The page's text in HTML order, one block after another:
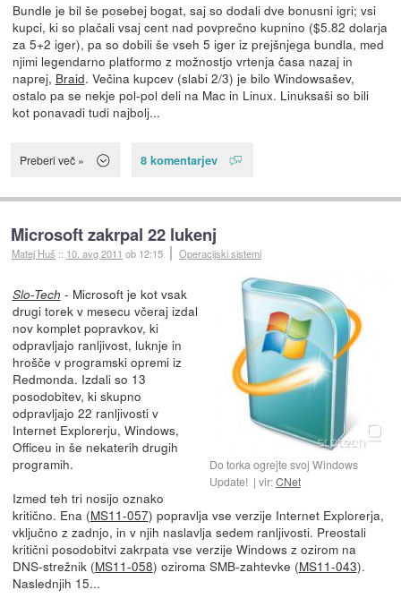
Bundle je bil še posebej bogat, saj so dodali dve bonusni igri; vsi
kupci, ki so plačali vsaj cent nad povprečno kupnino ($5.82 dolarja
za 5+2 iger), pa so dobili še vseh 5 iger iz prejšnjega bundla, med
njimi legendarno platformo z možnostjo vrtenja časa nazaj in
naprej, Braid. Večina kupcev (slabi 2/3) je bilo Windowsašev,
ostalo pa se nekje pol-pol deli na Mac in Linux. Linuksaši so bili
kot ponavadi tudi najbolj...
Preberi več » 8 komentarjev
Microsoft zakrpal 22 lukenj
Matej Huš :: 10. avg 2011 ob 12:15 Operacijski sistemi
Do torka ogrejte svoj Windows
Update!
vir:CNet
Slo-Tech - Microsoft je kot vsak
drugi torek v mesecu včeraj izdal
nov komplet popravkov, ki
odpravljajo ranljivost, luknje in
hrošče v programski opremi iz
Redmonda. Izdali so 13
posodobitev, ki skupno
odpravljajo 22 ranljivosti v
Internet Explorerju, Windows,
Officeu in še nekaterih drugih
programih.
Izmed teh tri nosijo oznako
kritično. Ena (MS11-057) popravlja vse verzije Internet Explorerja,
vključno z zadnjo, in v njih naslavlja sedem ranljivosti. Preostali
kritični posodobitvi zakrpata vse verzije Windows z ozirom na
DNS-strežnik (MS11-058) oziroma SMB-zahtevke (MS11-043).
Naslednjih 15...